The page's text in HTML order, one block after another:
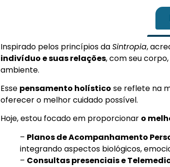
Inspirado pelos princípios daSintropia,
indivíduo e suas relações, com seu
ambiente.
Esse pensamento holístico se reflete na
oferecer o melhor cuidado possível.
Hoje, estou focado em proporcionar o
– Planos de Acompanhamento
integrando aspectos biológicos,
– Consultas presenciais e